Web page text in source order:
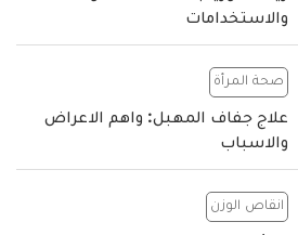
والاستخدامات
صحة المرأة
علاج جفاف المهبل: واهم الاعراض
والاسباب
انقاص الوزن